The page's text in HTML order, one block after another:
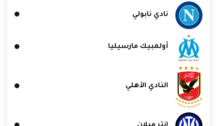
نادي نابولي
أولمبيك مارسيليا
النادي الأهلي